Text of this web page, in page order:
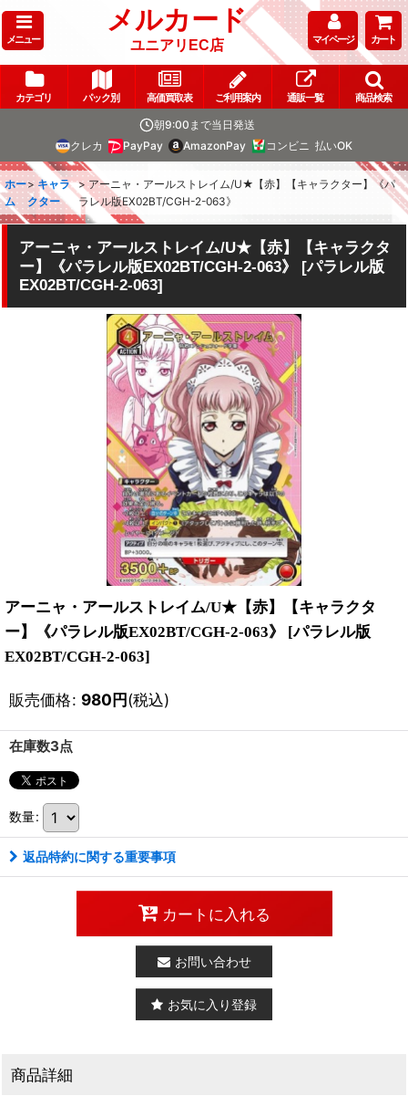
メニュー
メルカード
ユニアリEC店 マイページ カート
カテゴリ パック別 高価買取表 ご利用案内 通販一覧 商品検索
朝9:00まで当日発送
クレカ
PayPay AmazonPay コンビニ 払いOK
ホー
ム
> キャラ
クター
> アーニャ・アールストレイム/U★【赤】【キャラクター】《パ
ラレル版EX02BT/CGH-2-063》
アーニャ・アールストレイム/U★【赤】【キャラクタ
ー】《パラレル版EX02BT/CGH-2-063》
[パラレル版
EX02BT/CGH-2-063]
アーニャ・アールストレイム/U★【赤】【キャラクタ
ー】《パラレル版EX02BT/CGH-2-063》
[パラレル版
EX02BT/CGH-2-063]
販売価格: 980円(税込)
在庫数3点
数量:
返品特約に関する重要事項
カートに入れる
お問い合わせ
お気に入り登録
商品詳細